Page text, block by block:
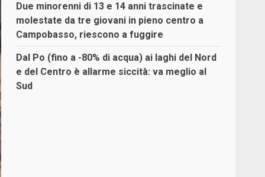
Due minorenni di 13 e 14 anni trascinate e
molestate da tre giovani in pieno centro a
Campobasso, riescono a fuggire
Dal Po (fino a -80% di acqua) ai laghi del Nord
e del Centro è allarme siccità: va meglio al
Sud